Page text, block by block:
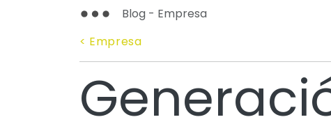
Blog - Empresa
< Empresa